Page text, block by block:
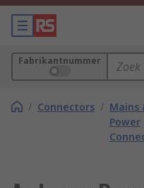
Fabrikantnummer
/ Connectors / Mains
Power